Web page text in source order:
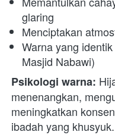
glaring
Menciptakan
Warna yang
Masjid Nabawi)
Psikologi warna:
menenangkan,
meningkatkan
ibadah yang khusyuk.